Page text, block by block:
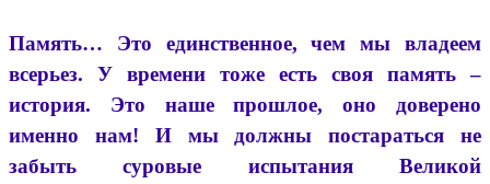
Память… Это единственное, чем мы владеем
всерьез. У времени тоже есть своя память –
история. Это наше прошлое, оно доверено
именно нам! И мы должны постараться не
забыть суровые испытания Великой